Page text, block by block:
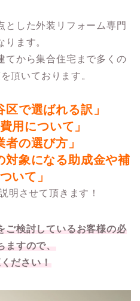
とした外装リフォーム専門
ります。
てから集合住宅まで多くの
頂いております。
区で選ばれる訳」
用について」
者の選び方」
対象になる助成金や補
いて」
明させて頂きます！
ご検討しているお客様の必
ますので、
ださい！